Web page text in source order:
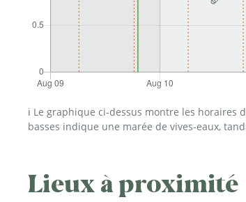
ℹ️ Le graphique ci-dessus montre les
basses indique une marée de vives-eaux,
Lieux à proximité